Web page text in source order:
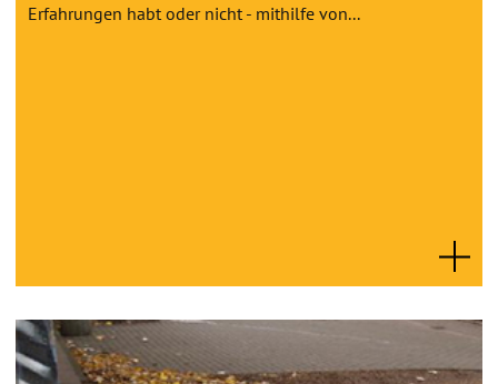
Erfahrungen habt oder nicht - mithilfe von...